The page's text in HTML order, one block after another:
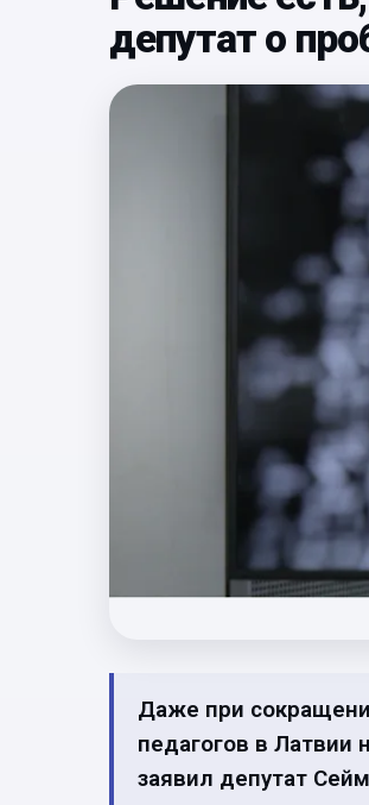
депутат о
Даже при
педагогов в Латвии
заявил депутат